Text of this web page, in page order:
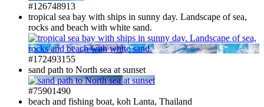
#126748913
tropical sea bay with ships in sunny day. Landscape of sea,
rocks and beach with white sand.
#172493155
sand path to North sea at sunset
#75901490
beach and fishing boat, koh Lanta, Thailand